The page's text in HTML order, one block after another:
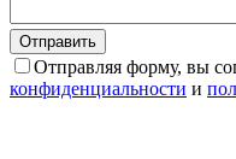
Отправляя форму, вы
конфиденциальности и